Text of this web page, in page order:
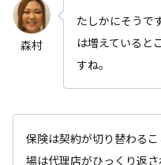
森村
たしかにそうで
は増えていると
すね。
保険は契約が切り替わる
場は代理店がひっくり返